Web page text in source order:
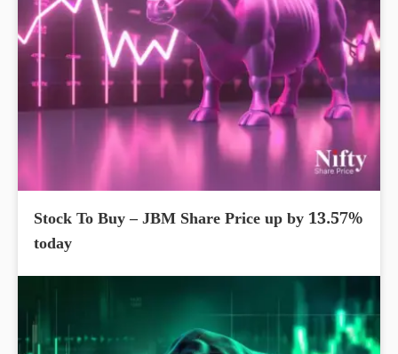
Stock To Buy – JBM Share Price up by 13.57%
today